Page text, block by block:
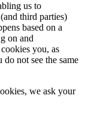
us to
third parties)
based on a
on and
you, as
not see the same
we ask your